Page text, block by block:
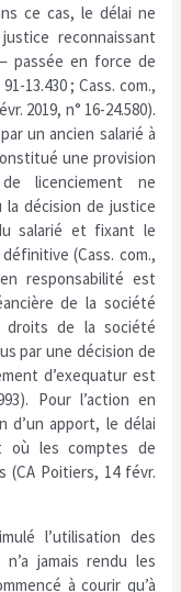
ce cas, le délai ne
reconnaissant
passée en force de
13.430 ; Cass. com.,
2019, n° 16-24.580).
un ancien salarié à
une provision
licenciement ne
la décision de justice
salarié et fixant le
(Cass. com.,
responsabilité est
de la société
de la société
par une décision de
d’exequatur est
Pour l’action en
apport, le délai
où les comptes de
(CA Poitiers, 14 févr.
l’utilisation des
jamais rendu les
à courir qu’à